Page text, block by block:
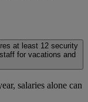
at least 12 security
for vacations and
salaries alone can